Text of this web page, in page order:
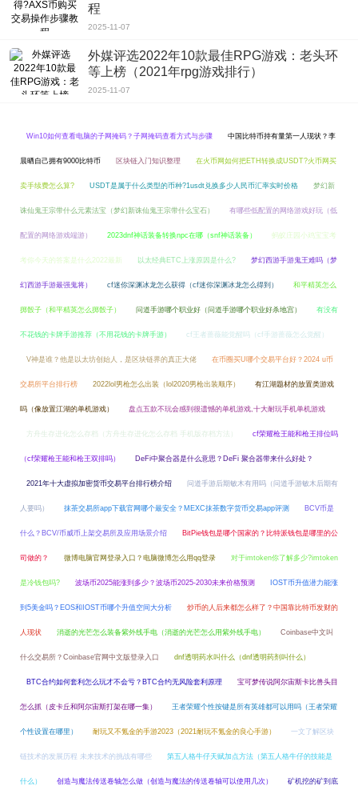
程
2025-11-07
外媒评选2022年10款最佳RPG游戏：老头环
等上榜（2021年rpg游戏排行）
2025-11-07
Win10如何查看电脑的子网掩码？子网掩码查看方式与步骤 中国比特币持有量第一人现状？李
晨晒自己拥有9000比特币 区块链入门知识整理 在火币网如何把ETH转换成USDT?火币网买
卖手续费怎么算? USDT是属于什么类型的币种?1usdt兑换多少人民币汇率实时价格 梦幻新
诛仙鬼王宗带什么元素法宝（梦幻新诛仙鬼王宗带什么宝石） 有哪些低配置的网络游戏好玩（低
配置的网络游戏端游） 2023dnf神话装备转换npc在哪（snf神话装备） 蚂蚁庄园小鸡宝宝考
考你今天的答案是什么2022最新 以太经典ETC上涨原因是什么? 梦幻西游手游鬼王难吗（梦
幻西游手游最强鬼将） cf迷你深渊冰龙怎么获得（cf迷你深渊冰龙怎么得到） 和平精英怎么
掷骰子（和平精英怎么掷骰子） 问道手游哪个职业好（问道手游哪个职业好杀地宫） 有没有
不花钱的卡牌手游推荐（不用花钱的卡牌手游） cf王者蔷薇能觉醒吗（cf手游蔷薇怎么觉醒）
V神是谁？他是以太坊创始人，是区块链界的真正大佬 在币圈买U哪个交易平台好？2024 u币
交易所平台排行榜 2022lol男枪怎么出装（lol2020男枪出装顺序） 有江湖题材的放置类游戏
吗（像放置江湖的单机游戏） 盘点五款不玩会感到很遗憾的单机游戏,十大耐玩手机单机游戏
方舟生存进化怎么存档（方舟生存进化怎么存档 手机版存档方法） cf荣耀枪王能和枪王排位吗
（cf荣耀枪王能和枪王双排吗） DeFi中聚合器是什么意思？DeFi 聚合器带来什么好处？
2021年十大虚拟加密货币交易平台排行榜介绍 问道手游后期敏木有用吗（问道手游敏木后期有
人要吗） 抹茶交易所app下载官网哪个最安全？MEXC抹茶数字货币交易app评测 BCV币是
什么？BCV/币威币上架交易所及应用场景介绍 BitPie钱包是哪个国家的？比特派钱包是哪里的公
司做的？ 微博电脑官网登录入口？电脑微博怎么用qq登录 对于imtoken你了解多少?imtoken
是冷钱包吗? 波场币2025能涨到多少？波场币2025-2030未来价格预测 IOST币升值潜力能涨
到5美金吗？EOS和IOST币哪个升值空间大分析 炒币的人后来都怎么样了？中国靠比特币发财的
人现状 消逝的光芒怎么装备紫外线手电（消逝的光芒怎么用紫外线手电） Coinbase中文叫
什么交易所？Coinbase官网中文版登录入口 dnf透明药水叫什么（dnf透明药剂叫什么）
BTC合约如何套利怎么玩才不会亏？BTC合约无风险套利原理 宝可梦传说阿尔宙斯卡比兽头目
怎么抓（皮卡丘和阿尔宙斯打架在哪一集） 王者荣耀个性按键是所有英雄都可以用吗（王者荣耀
个性设置在哪里） 耐玩又不氪金的手游2023（2021耐玩不氪金的良心手游） 一文了解区块
链技术的发展历程 未来技术的挑战有哪些 第五人格牛仔天赋加点方法（第五人格牛仔的技能是
什么） 创造与魔法传送卷轴怎么做（创造与魔法的传送卷轴可以使用几次） 矿机挖的矿到底